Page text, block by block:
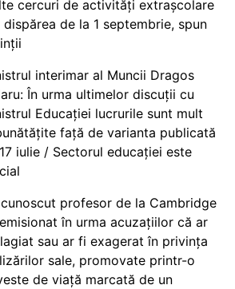
cercuri de activități extrașcolare
de la 1 septembrie, spun
interimar al Muncii Dragos
În urma ultimelor discuții cu
Educației lucrurile sunt mult
față de varianta publicată
iulie / Sectorul educației este
profesor de la Cambridge
în urma acuzațiilor că ar
sau ar fi exagerat în privința
sale, promovate printr-o
de viață marcată de un